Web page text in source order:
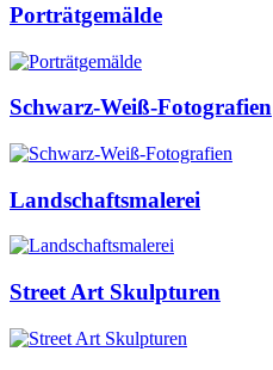
Porträtgemälde
Schwarz-Weiß-Fotografien
Landschaftsmalerei
Street Art Skulpturen